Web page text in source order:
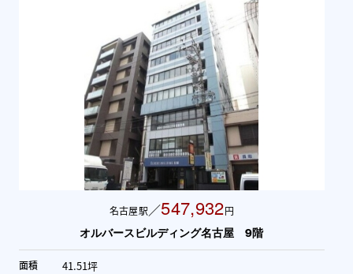
名古屋駅 ／547,932円
オルバースビルディング名古屋 9階
面積 41.51坪